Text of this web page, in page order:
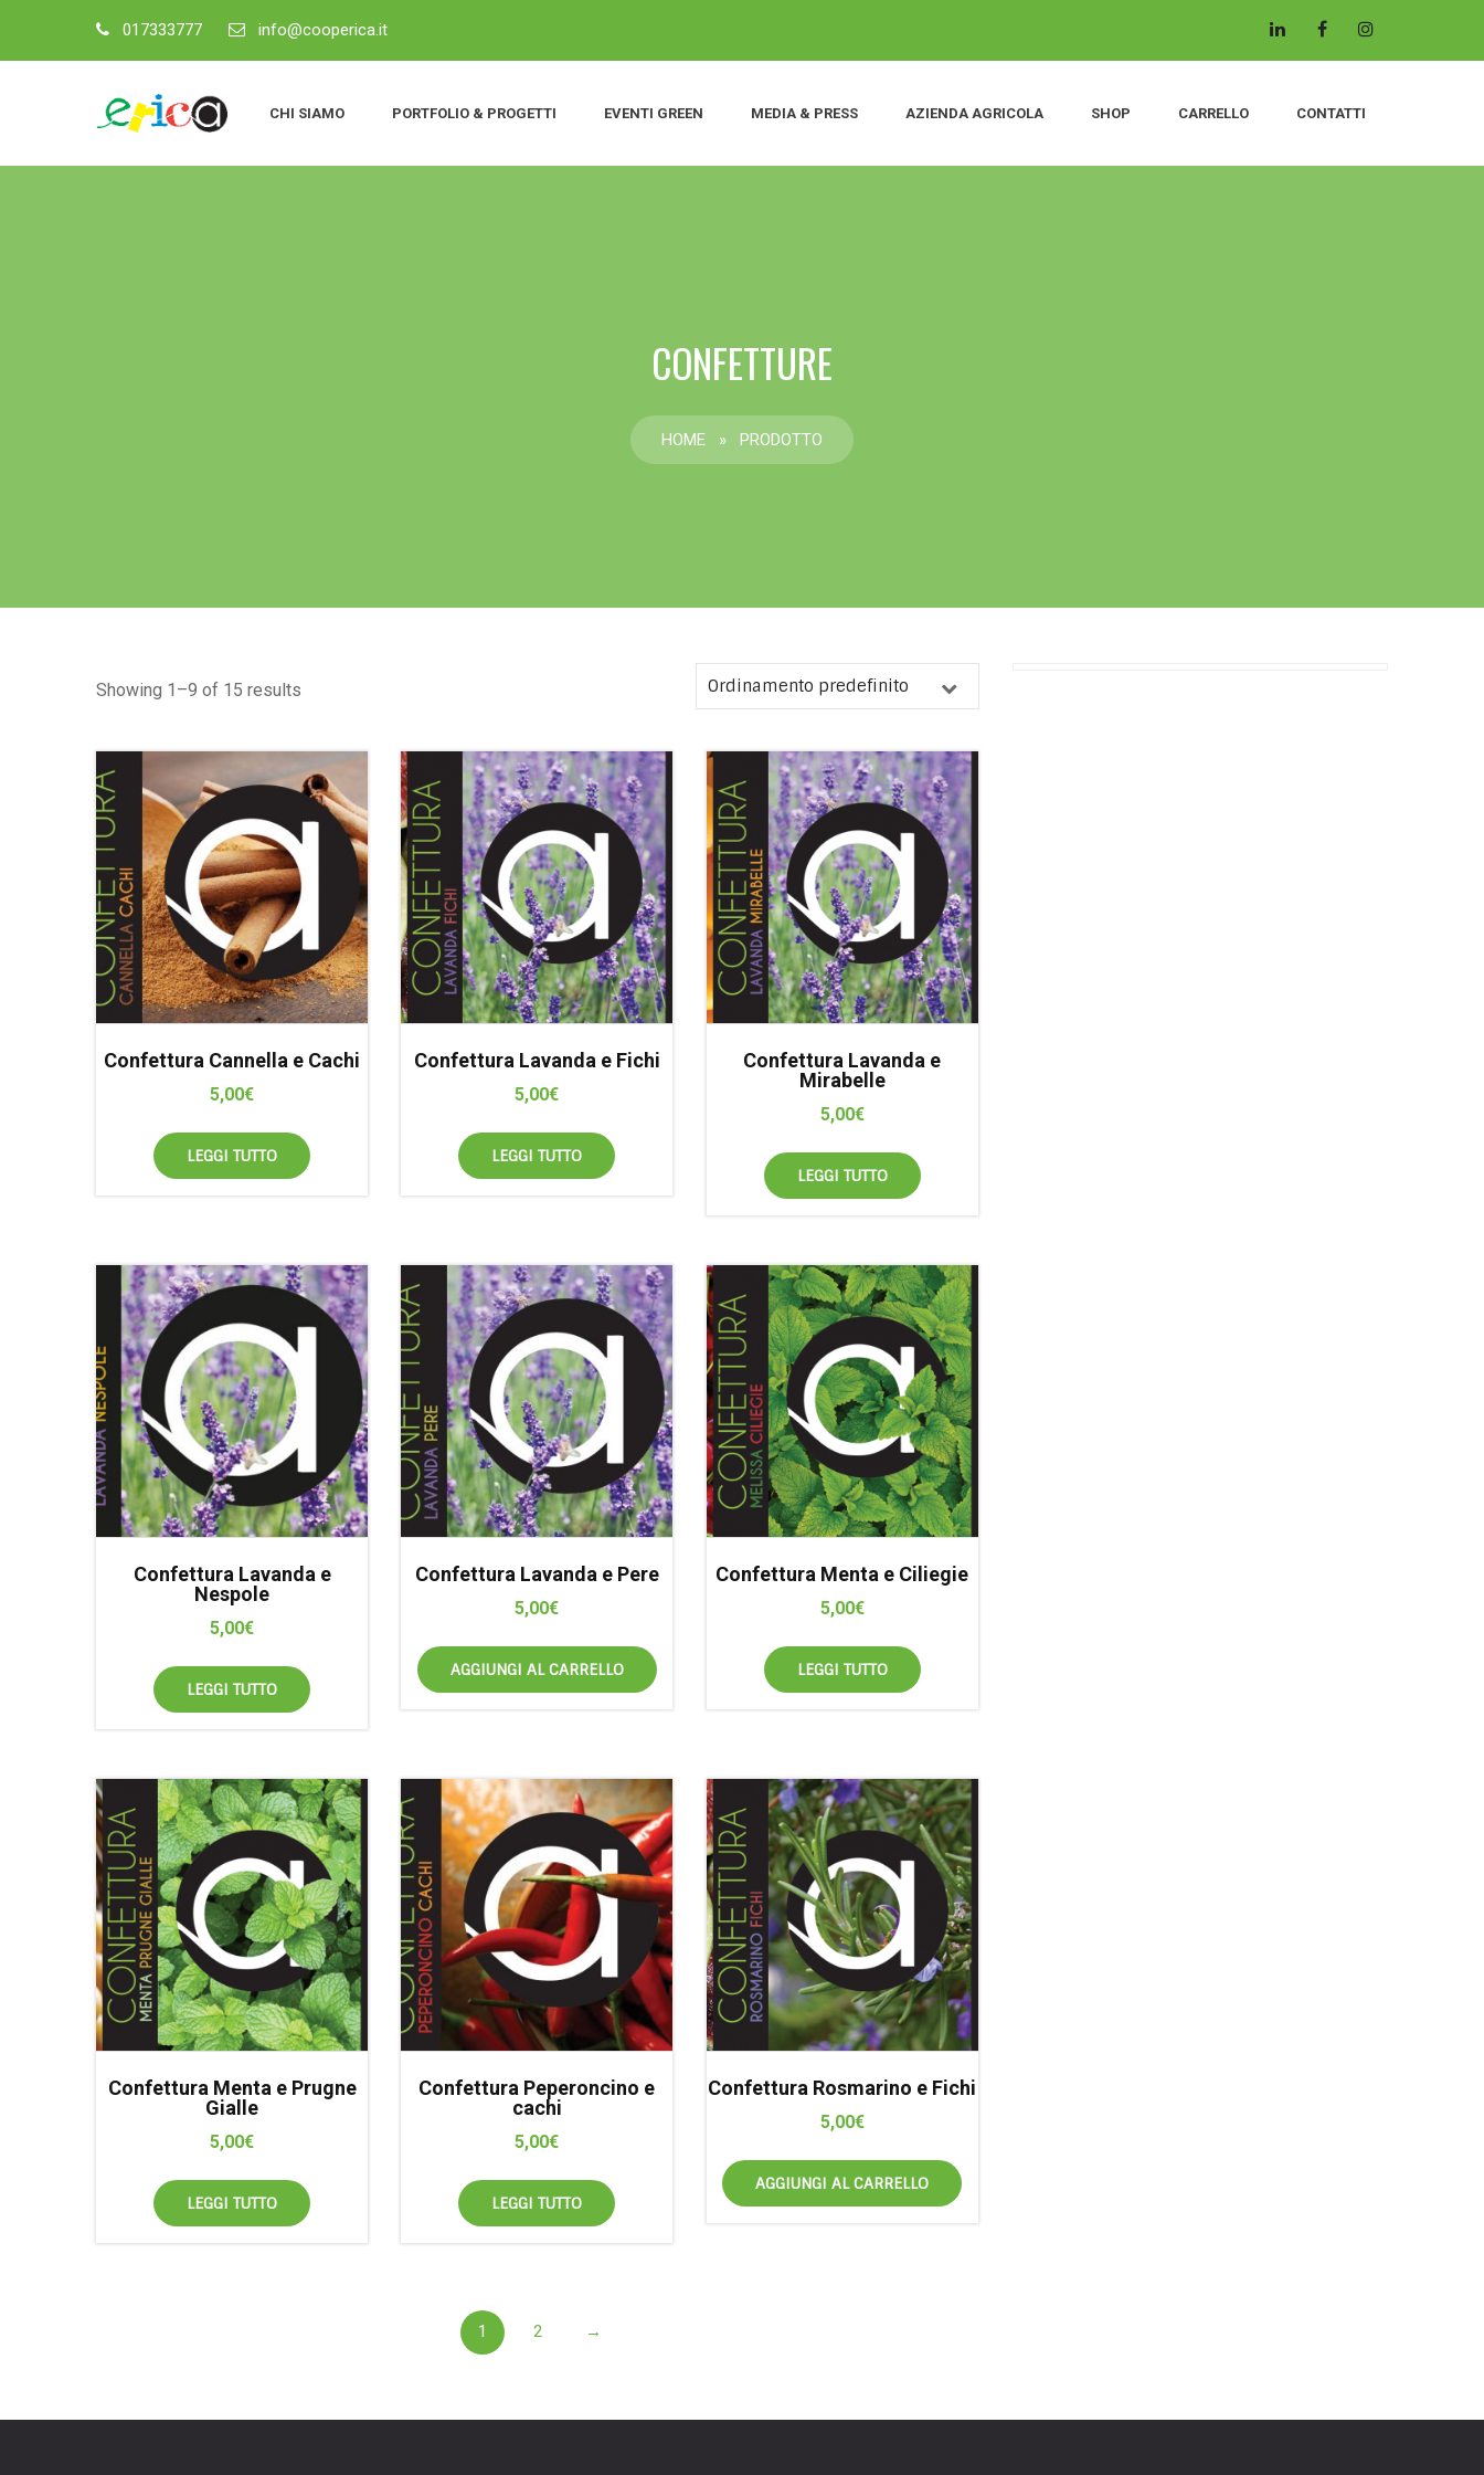
017333777 info@cooperica.it
CHI SIAMO PORTFOLIO & PROGETTI EVENTI GREEN MEDIA & PRESS AZIENDA AGRICOLA SHOP CARRELLO CONTATTI
CONFETTURE
HOME » PRODOTTO
Showing 1–9 of 15 results
Confettura Cannella e Cachi
5,00€
LEGGI TUTTO
Confettura Lavanda e Fichi
5,00€
LEGGI TUTTO
Confettura Lavanda e
Mirabelle
5,00€
LEGGI TUTTO
Confettura Lavanda e
Nespole
5,00€
LEGGI TUTTO
Confettura Lavanda e Pere
5,00€
AGGIUNGI AL CARRELLO
Confettura Menta e Ciliegie
5,00€
LEGGI TUTTO
Confettura Menta e Prugne
Gialle
5,00€
LEGGI TUTTO
Confettura Peperoncino e
cachi
5,00€
LEGGI TUTTO
Confettura Rosmarino e Fichi
5,00€
AGGIUNGI AL CARRELLO
1 2 →